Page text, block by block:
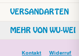
VERSANDARTEN
MEHR VON WU-WEI
Kontakt Widerruf